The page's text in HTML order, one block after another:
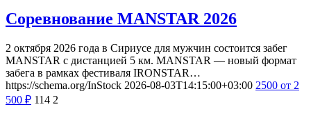
Соревнование MANSTAR 2026
2 октября 2026 года в Сириусе для мужчин состоится забег
MANSTAR с дистанцией 5 км. MANSTAR — новый формат
забега в рамках фестиваля IRONSTAR…
https://schema.org/InStock 2026-08-03T14:15:00+03:00 2500 от 2
500 ₽ 114 2